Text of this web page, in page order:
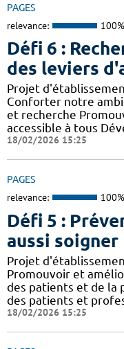
PAGES
relevance: 100%
Défi 6 :
des leviers
Projet
Conforter notre
et recherche
accessible à tous
18/02/2026 15:25
PAGES
relevance: 100%
Défi 5 :
aussi soigner
Projet
Promouvoir et
des patients et de la
des patients et
18/02/2026 15:25